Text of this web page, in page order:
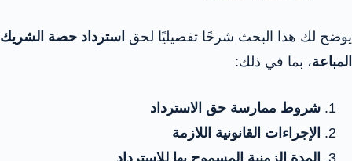
يوضح لك هذا البحث شرحًا تفصيليًا لحق استرداد حصة الشريك
المباعة، بما في ذلك:
شروط ممارسة حق الاسترداد
الإجراءات القانونية اللازمة